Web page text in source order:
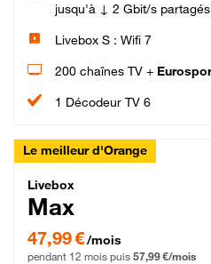
jusqu'à ↓ 2 Gbit/s
Livebox S : Wifi 7
200 chaînes TV +
1 Décodeur TV 6
Le meilleur d'Orange
Livebox Max Fibre
Livebox
Max
47,99 € par mois pendant 12 mois
47,99 €/mois
pendant 12 mois puis 57,99 €/mois